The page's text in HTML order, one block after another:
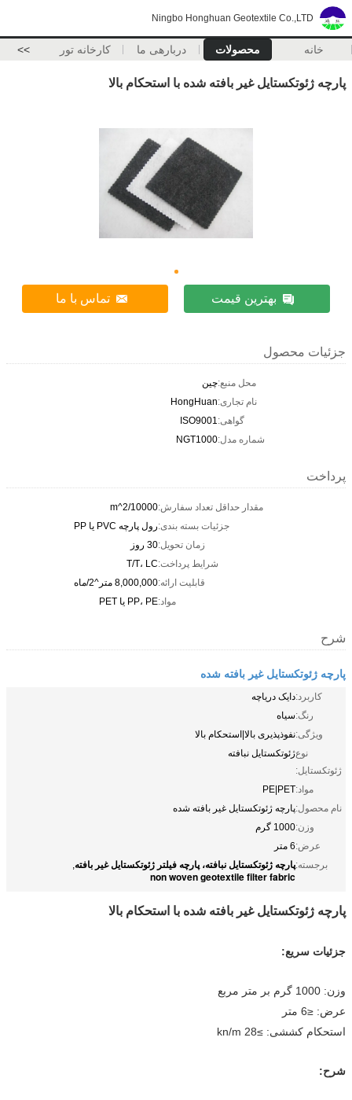
Ningbo Honghuan Geotextile Co.,LTD
خانه محصولات دربارهی ما کارخانه تور >>
پارچه ژئوتکستایل غیر بافته شده با استحکام بالا
بهترین قیمت تماس با ما
جزئیات محصول
محل منبع:چین
نام تجاری:HongHuan
گواهی:ISO9001
شماره مدل:NGT1000
پرداخت
مقدار حداقل تعداد سفارش:10000/m^2
جزئیات بسته بندی:رول پارچه PVC یا PP
زمان تحویل:30 روز
شرایط پرداخت:T/T، LC
قابلیت ارائه:8,000,000 متر^2/ماه
مواد:PP، PE یا PET
شرح
پارچه ژئوتکستایل غیر بافته شده
کاربرد:دایک دریاچه
رنگ:سیاه
ویژگی:نفوذپذیری بالا|استحکام بالا
نوع
ژئوتکستایل:
ژئوتکستایل نبافته
مواد:PE|PET
نام محصول:پارچه ژئوتکستایل غیر بافته شده
وزن:1000 گرم
عرض:6 متر
برجسته:پارچه ژئوتکستایل نبافته، پارچه فیلتر ژئوتکستایل غیر بافته,
non woven geotextile filter fabric
پارچه ژئوتکستایل غیر بافته شده با استحکام بالا
جزئیات سریع:
وزن: 1000 گرم بر متر مربع
عرض: ≤6 متر
استحکام کششی: ≥28 kn/m
شرح: